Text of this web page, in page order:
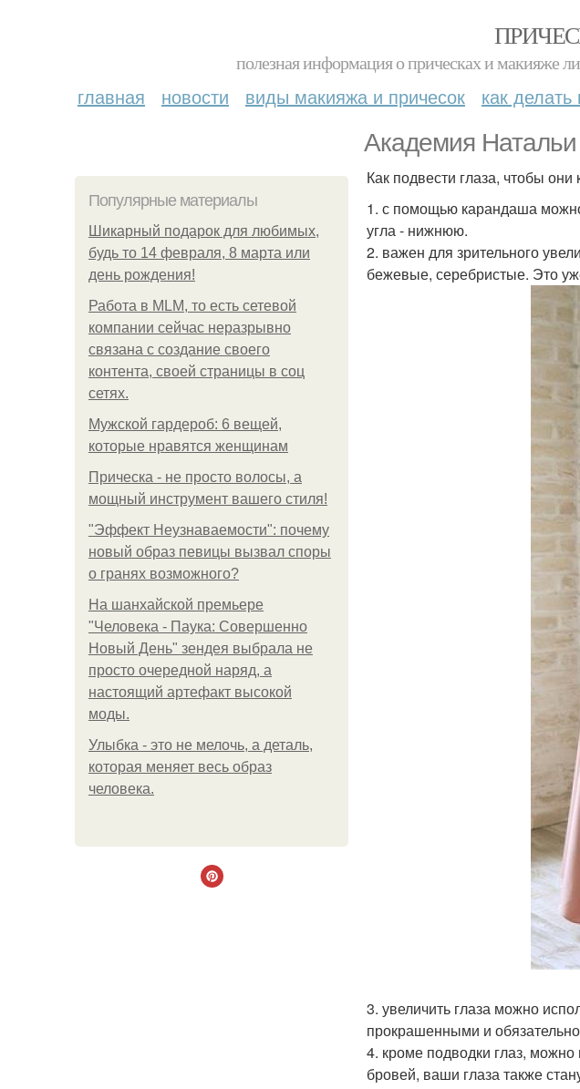
полезная информация о прическах и макияже
главная новости виды макияжа и причесок как
Академия
Популярные материалы
Шикарный подарок для любимых,
будь то 14 февраля, 8 марта или
день рождения!
Работа в MLM, то есть сетевой
компании сейчас неразрывно
связана с создание своего
контента, своей страницы в соц
сетях.
Мужской гардероб: 6 вещей,
которые нравятся женщинам
Прическа - не просто волосы, а
мощный инструмент вашего стиля!
"Эффект Неузнаваемости": почему
новый образ певицы вызвал споры
о гранях возможного?
На шанхайской премьере
"Человека - Паука: Совершенно
Новый День" зендея выбрала не
просто очередной наряд, а
настоящий артефакт высокой
моды.
Улыбка - это не мелочь, а деталь,
которая меняет весь образ
человека.
Как подвести глаза, чтобы
1. с помощью карандаша
угла - нижнюю.
2. важен для зрительного
бежевые, серебристые. Это
3. увеличить глаза можно
прокрашенными и
4. кроме подводки глаз,
бровей, ваши глаза также